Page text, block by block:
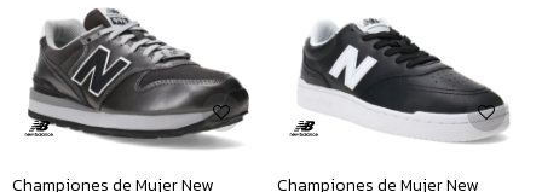
Championes de Mujer New
Championes de Mujer New